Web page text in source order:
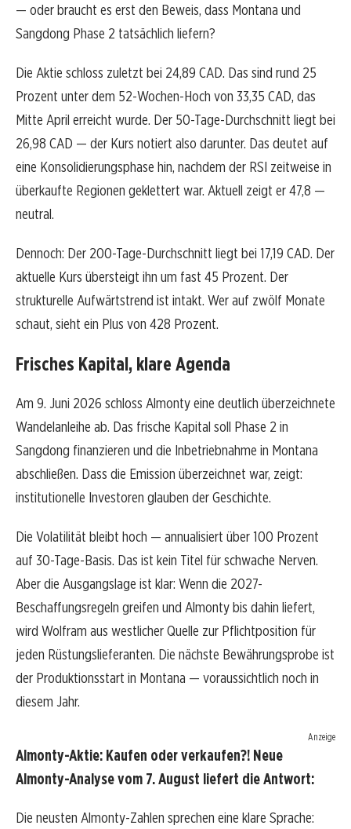
— oder braucht es erst den Beweis, dass Montana und
Sangdong Phase 2 tatsächlich liefern?
Die Aktie schloss zuletzt bei 24,89 CAD. Das sind rund 25
Prozent unter dem 52-Wochen-Hoch von 33,35 CAD, das
Mitte April erreicht wurde. Der 50-Tage-Durchschnitt liegt bei
26,98 CAD — der Kurs notiert also darunter. Das deutet auf
eine Konsolidierungsphase hin, nachdem der RSI zeitweise in
überkaufte Regionen geklettert war. Aktuell zeigt er 47,8 —
neutral.
Dennoch: Der 200-Tage-Durchschnitt liegt bei 17,19 CAD. Der
aktuelle Kurs übersteigt ihn um fast 45 Prozent. Der
strukturelle Aufwärtstrend ist intakt. Wer auf zwölf Monate
schaut, sieht ein Plus von 428 Prozent.
Frisches Kapital, klare Agenda
Am 9. Juni 2026 schloss Almonty eine deutlich überzeichnete
Wandelanleihe ab. Das frische Kapital soll Phase 2 in
Sangdong finanzieren und die Inbetriebnahme in Montana
abschließen. Dass die Emission überzeichnet war, zeigt:
institutionelle Investoren glauben der Geschichte.
Die Volatilität bleibt hoch — annualisiert über 100 Prozent
auf 30-Tage-Basis. Das ist kein Titel für schwache Nerven.
Aber die Ausgangslage ist klar: Wenn die 2027-
Beschaffungsregeln greifen und Almonty bis dahin liefert,
wird Wolfram aus westlicher Quelle zur Pflichtposition für
jeden Rüstungslieferanten. Die nächste Bewährungsprobe ist
der Produktionsstart in Montana — voraussichtlich noch in
diesem Jahr.
Anzeige
Almonty-Aktie: Kaufen oder verkaufen?! Neue
Almonty-Analyse vom 7. August liefert die Antwort:
Die neusten Almonty-Zahlen sprechen eine klare Sprache: